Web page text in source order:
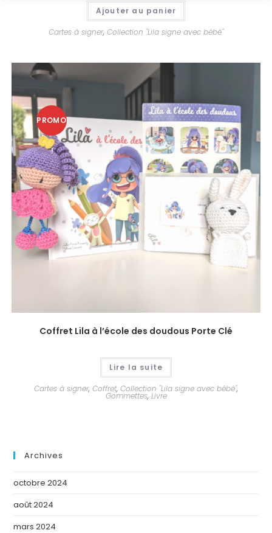
Ajouter au panier
Cartes à signer, Collection "Lila signe avec bébé"
PROMO
!
Coffret Lila à l’école des doudous Porte Clé
Lire la suite
Cartes à signer, Coffret, Collection "Lila signe avec bébé",
Gommettes, Livre
Archives
octobre 2024
août 2024
mars 2024